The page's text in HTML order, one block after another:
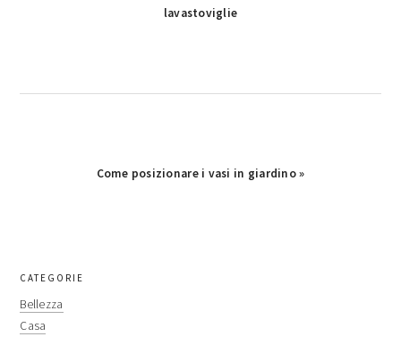
lavastoviglie​
Next
Come posizionare i vasi in giardino​ »
primary
sidebar
CATEGORIE
Bellezza
Casa